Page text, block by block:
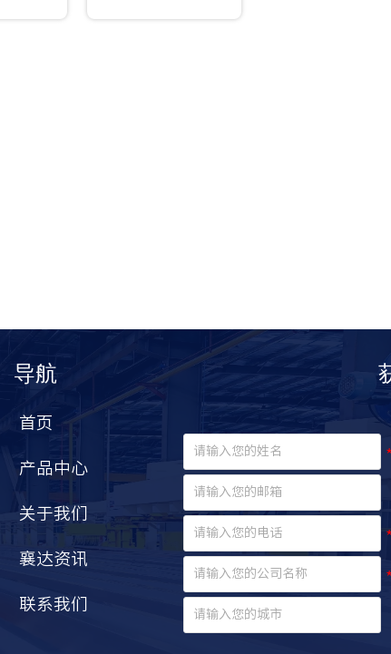
导航
首页
产品中心
关于我们
襄达资讯
联系我们